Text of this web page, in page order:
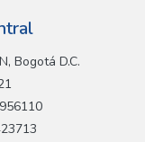
Bogotá D.C.